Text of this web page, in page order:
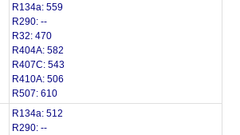
R134a: 559
R290: --
R32: 470
R404A: 582
R407C: 543
R410A: 506
R507: 610
R134a: 512
R290: --